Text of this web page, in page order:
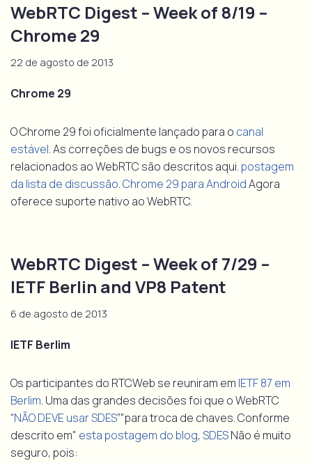
WebRTC Digest – Week of 8/19 –
Chrome 29
22 de agosto de 2013
Chrome 29
O Chrome 29 foi oficialmente lançado para o canal
estável. As correções de bugs e os novos recursos
relacionados ao WebRTC são descritos aqui. postagem
da lista de discussão.Chrome 29 para AndroidAgora
oferece suporte nativo ao WebRTC.
WebRTC Digest – Week of 7/29 –
IETF Berlin and VP8 Patent
6 de agosto de 2013
IETF Berlim
Os participantes do RTCWeb se reuniram em IETF 87 em
Berlim. Uma das grandes decisões foi que o WebRTC
“NÃO DEVE usar SDES”"para troca de chaves. Conforme
descrito em" esta postagem do blog, SDESNão é muito
seguro, pois: